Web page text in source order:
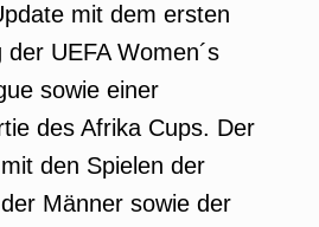
mit dem ersten
UEFA Women´s
sowie einer
des Afrika Cups. Der
den Spielen der
Männer sowie der